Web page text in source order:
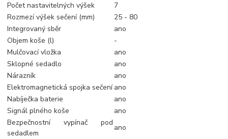
Počet nastavitelných výšek
7
Rozmezí výšek sečení (mm)
25 - 80
Integrovaný sběr
ano
Objem koše (l)
-
Mulčovací vložka
ano
Sklopné sedadlo
ano
Nárazník
ano
Elektromagnetická spojka sečení ano
Nabíječka baterie
ano
Signál plného koše
ano
Bezpečnostní vypínač pod
sedadlem
ano